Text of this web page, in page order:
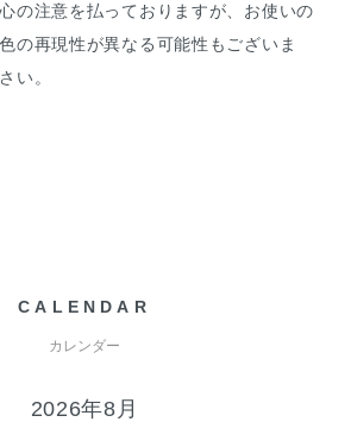
の注意を払っておりますが、お使いの
の再現性が異なる可能性もございま
い。
CALENDAR
カレンダー
2026年8月